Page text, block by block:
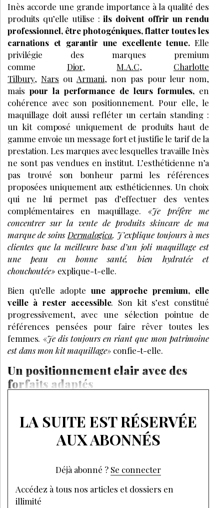
Inès accorde une grande importance à la qualité des
produits qu’elle utilise : ils doivent offrir un rendu
professionnel, être photogéniques, flatter toutes les
carnations et garantir une excellente tenue.Elle
privilégie des marques premium
comme Dior,M.A.C, Charlotte
Tilbury,Nars ou Armani, non pas pour leur nom,
mais pour la performance de leurs formules, en
cohérence avec son positionnement. Pour elle, le
maquillage doit aussi refléter un certain standing :
un kit composé uniquement de produits haut de
gamme envoie un message fort et justifie le tarif de la
prestation. Les marques avec lesquelles travaille Inès
ne sont pas vendues en institut. L’esthéticienne n’a
pas trouvé son bonheur parmi les références
proposées uniquement aux esthéticiennes. Un choix
qui ne lui permet pas d’effectuer des ventes
complémentaires en maquillage. «Je préfère me
concentrer sur la vente de produits skincare de ma
marque de soins Dermalogica. J’explique toujours à mes
clientes que la meilleure base d’un joli maquillage est
une peau en bonne santé, bien hydratée et
chouchoutée» explique-t-elle.
Bien qu’elle adopte une approche premium, elle
veille à rester accessible. Son kit s’est constitué
progressivement, avec une sélection pointue de
références pensées pour faire rêver toutes les
femmes. «Je dis toujours en riant que mon patrimoine
est dans mon kit maquillage» confie-t-elle.
Un positionnement clair avec des
forfaits adaptés
LA SUITE EST RÉSERVÉE
AUX ABONNÉS
Déjà abonné ? Se connecter
Accédez à tous nos articles et dossiers en
illimité